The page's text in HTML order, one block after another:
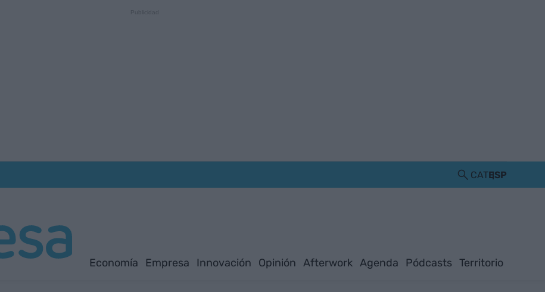
CATESP
Economía Empresa Innovación Opinión Afterwork Agenda Pódcasts Territorio